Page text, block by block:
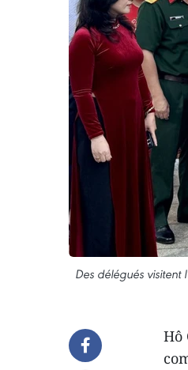
Des délégués visitent
Hô